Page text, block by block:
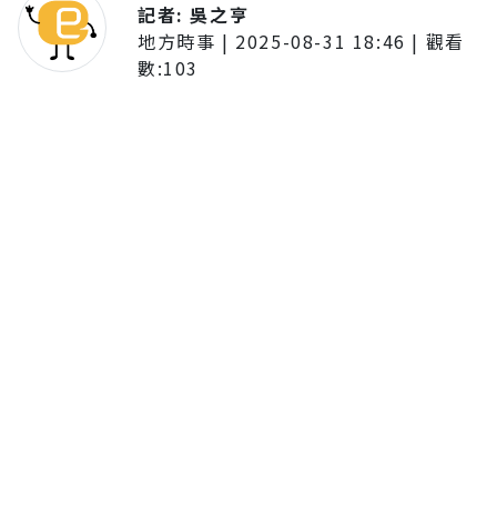
記者:吳之亨
地方時事 | 2025-08-31 18:46 | 觀看
數:103